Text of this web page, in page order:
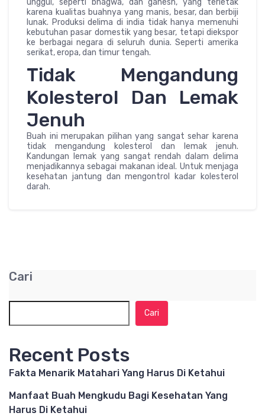
karena kualitas buahnya yang manis, besar, dan berbiji
lunak. Produksi delima di india tidak hanya memenuhi
kebutuhan pasar domestik yang besar, tetapi diekspor
ke berbagai negara di seluruh dunia. Seperti amerika
serikat, eropa, dan timur tengah.
Tidak Mengandung
Kolesterol Dan Lemak
Jenuh
Buah ini merupakan pilihan yang sangat sehar karena
tidak mengandung kolesterol dan lemak jenuh.
Kandungan lemak yang sangat rendah dalam delima
menjadikannya sebagai makanan ideal. Untuk menjaga
kesehatan jantung dan mengontrol kadar kolesterol
darah.
Cari
Cari
Recent Posts
Fakta Menarik Matahari Yang Harus Di Ketahui
Manfaat Buah Mengkudu Bagi Kesehatan Yang
Harus Di Ketahui